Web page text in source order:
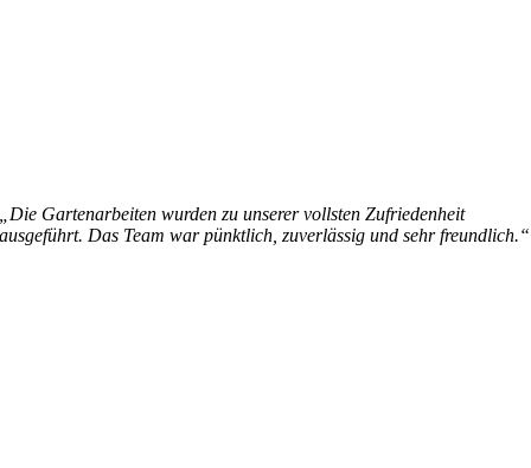
„Die Gartenarbeiten wurden zu unserer vollsten Zufriedenheit
ausgeführt. Das Team war pünktlich, zuverlässig und sehr freundlich.“